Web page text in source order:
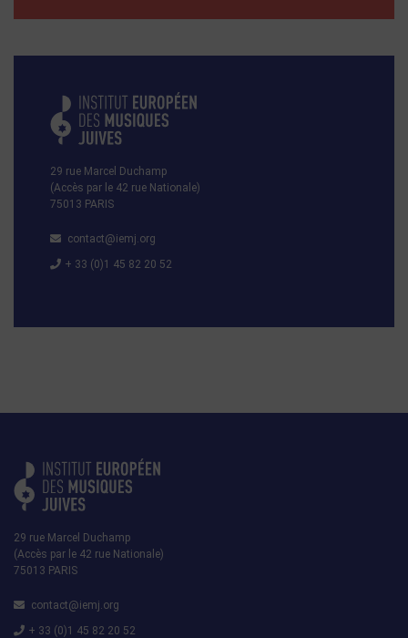
29 rue Marcel Duchamp
(Accès par le 42 rue Nationale)
75013 PARIS
contact@iemj.org
+ 33 (0)1 45 82 20 52
29 rue Marcel Duchamp
(Accès par le 42 rue Nationale)
75013 PARIS
contact@iemj.org
+ 33 (0)1 45 82 20 52